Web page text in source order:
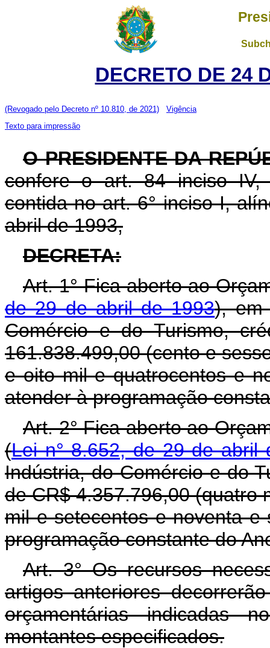
DECRETO DE 24
(Revogado pelo Decreto nº 10.810, de 2021)
Vigência
Texto para impressão
O PRESIDENTE DA
confere o art. 84 inciso IV,
contida no art. 6° inciso I,
abril de 1993,
DECRETA:
Art. 1° Fica aberto ao
de 29 de abril de 1993), em
Comércio e do Turismo,
161.838.499,00 (cento e
e oito mil e quatrocentos e
atender à programação
Art. 2° Fica aberto ao
(Lei n° 8.652, de 29 de abril
Indústria, do Comércio e do
de CR$ 4.357.796,00 (quatro
mil e setecentos e noventa
programação constante do
Art. 3° Os recursos
artigos anteriores
orçamentárias indicadas
montantes especificados.